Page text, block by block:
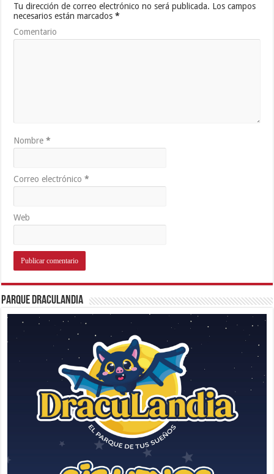
Tu dirección de correo electrónico no será publicada. Los campos
necesarios están marcados*
Comentario
Nombre*
Correo electrónico*
Web
Parque Draculandia